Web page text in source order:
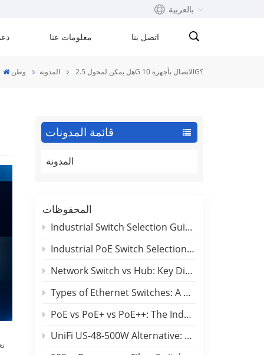
بالعربية
Español
معلومات عنا اتصل بنا
وطن المدونة هل يمكن لمحول 2.5G الاتصال بأجهزة 10G؟
قائمة المدونات
المدونة
المحفوظات
Industrial Switch Selection Guide for DIN-Rail and Rackmount Applications
Industrial PoE Switch Selection Guide: Outdoor Deployment & Reliability Insights
Network Switch vs Hub: Key Differences, Performance Comparison & Industrial Applications
Types of Ethernet Switches: A B2B Engineering & Buyer Guide
PoE vs PoE+ vs PoE++: The Industrial Edge Selection Guide
UniFi US-48-500W Alternative: Benchu 48-Port Switch Comparison